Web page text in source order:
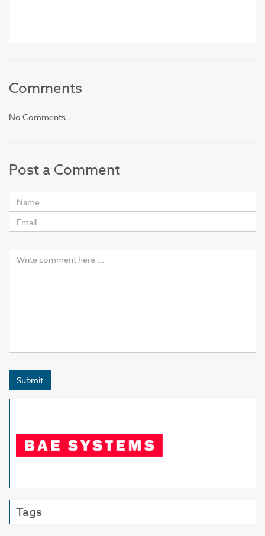
Comments
No Comments
Post a Comment
Submit
Tags